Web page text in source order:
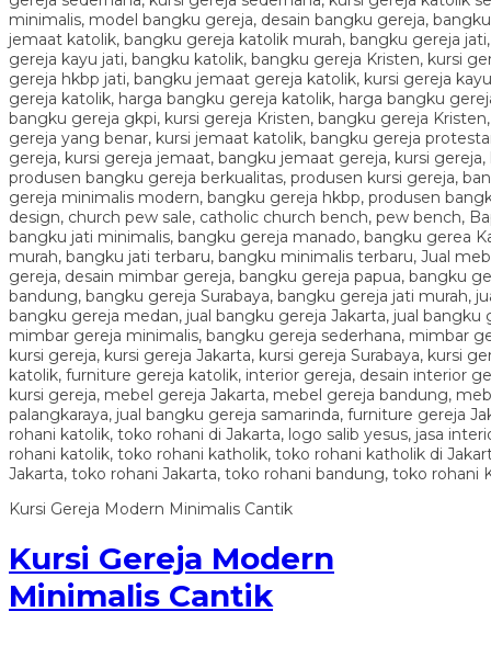
Kursi Gereja Modern Minimalis Cantik
Kursi Gereja Modern
Minimalis Cantik